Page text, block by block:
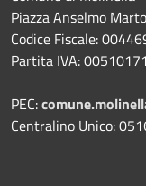
Piazza Anselmo
Codice Fiscale:
Partita IVA:
PEC:
Centralino Unico: